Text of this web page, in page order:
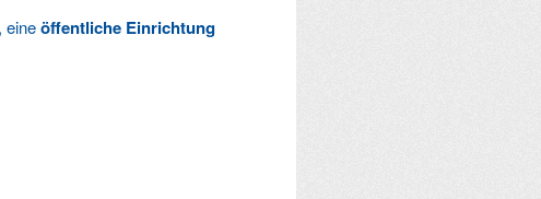
eineöffentliche Einrichtung